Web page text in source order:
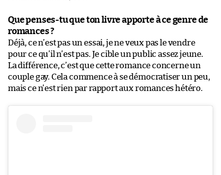
Que penses-tu que ton livre apporte à ce genre de
romances ?
Déjà, ce n’est pas un essai, je ne veux pas le vendre
pour ce qu’il n’est pas. Je cible un public assez jeune.
La différence, c’est que cette romance concerne un
couple gay. Cela commence à se démocratiser un peu,
mais ce n’est rien par rapport aux romances hétéro.